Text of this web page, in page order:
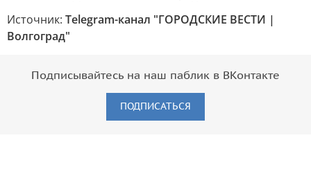
Источник: Telegram-канал "ГОРОДСКИЕ ВЕСТИ |
Волгоград"
Подписывайтесь на наш паблик в ВКонтакте
ПОДПИСАТЬСЯ